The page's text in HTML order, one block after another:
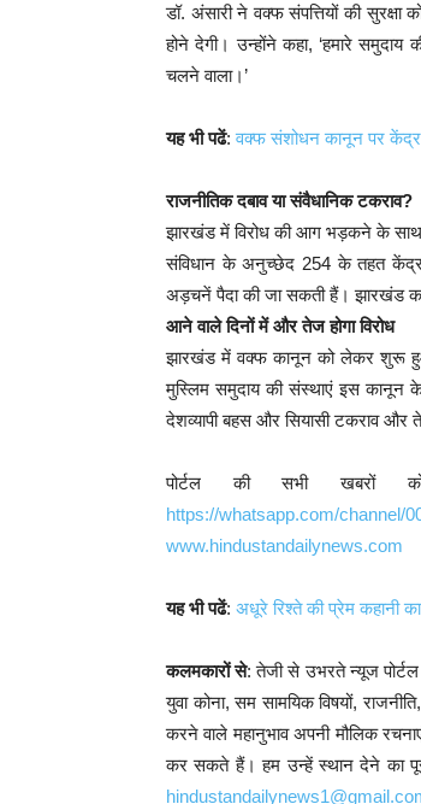
डॉ. अंसारी ने वक्फ संपत्तियों की
होने देगी। उन्होंने कहा, ‘हमारे
चलने वाला।’
यह भी पढें:वक्फ संशोधन कानून पर केंद्र
राजनीतिक दबाव या संवैधानिक टकराव?
झारखंड में विरोध की आग भड़कने के साथ
संविधान के अनुच्छेद 254 के तहत केंद्र
अड़चनें पैदा की जा सकती हैं। झारखंड
आने वाले दिनों में और तेज होगा विरोध
झारखंड में वक्फ कानून को लेकर शुरू हुआ
मुस्लिम समुदाय की संस्थाएं इस कानून
देशव्यापी बहस और सियासी टकराव और
पोर्टल की सभी
https://whatsapp.com/channel/
www.hindustandailynews.com
यह भी पढें: अधूरे रिश्ते की प्रेम कहानी
कलमकारों से: तेजी से उभरते न्यूज
युवा कोना, सम सामयिक विषयों,
करने वाले महानुभाव अपनी मौलिक
कर सकते हैं। हम उन्हें स्थान देने का